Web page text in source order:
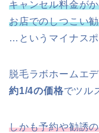
キャンセル料金が
お店でのしつこい
…というマイナス
脱毛ラボホームエ
約1/4の価格でツル
しかも予約や勧誘